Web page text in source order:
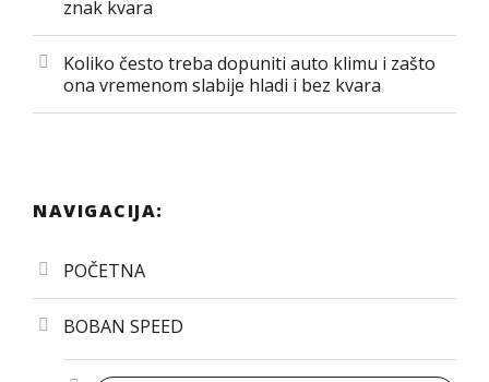
znak kvara
Koliko često treba dopuniti auto klimu i zašto
ona vremenom slabije hladi i bez kvara
NAVIGACIJA:
POČETNA
BOBAN SPEED